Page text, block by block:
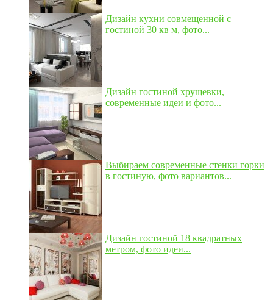
Дизайн кухни совмещенной с
гостиной 30 кв м, фото...
Дизайн гостиной хрущевки,
современные идеи и фото...
Выбираем современные стенки горки
в гостиную, фото вариантов...
Дизайн гостиной 18 квадратных
метром, фото идеи...